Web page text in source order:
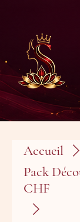
Accueil
Pack
CHF